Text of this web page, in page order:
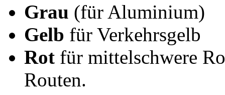
Grau (für Aluminium)
Gelb für Verkehrsgelb
Rot für mittelschwere
Routen.